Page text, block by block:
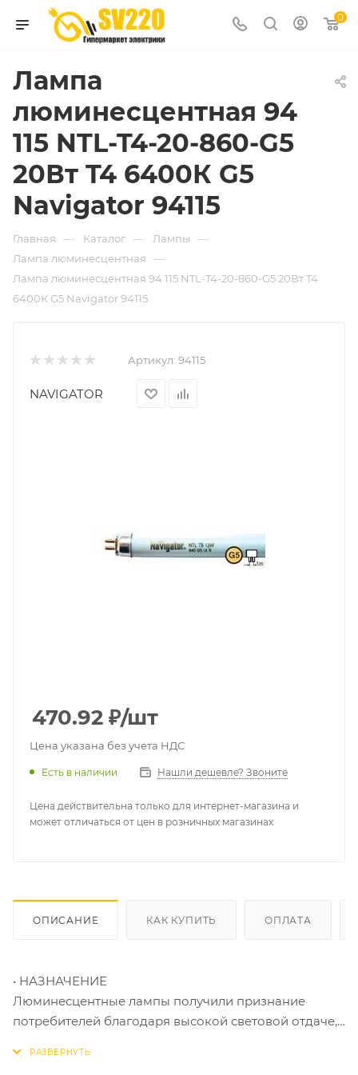
0
Лампа
люминесцентная 94
115 NTL-T4-20-860-G5
20Вт T4 6400К G5
Navigator 94115
Главная — Каталог — Лампы —
Лампа люминесцентная —
Лампа люминесцентная 94 115 NTL-T4-20-860-G5 20Вт T4
6400К G5 Navigator 94115
Артикул: 94115
NAVIGATOR
470.92 ₽/шт
Цена указана без учета НДС
Есть в наличии Нашли дешевле? Звоните
Цена действительна только для интернет-магазина и
может отличаться от цен в розничных магазинах
ОПИСАНИЕ КАК КУПИТЬ ОПЛАТА
• НАЗНАЧЕНИЕ
Люминесцентные лампы получили признание
потребителей благодаря высокой световой отдаче,